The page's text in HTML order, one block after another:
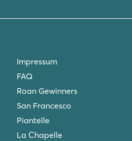
Impressum
FAQ
Roan Gewinners
San Francesco
Piantelle
La Chapelle